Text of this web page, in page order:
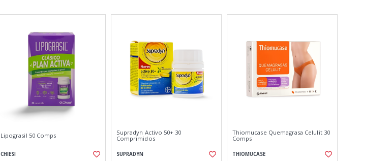
Lipograsil 50 Comps
CHIESI
Supradyn Activo 50+ 30
Comprimidos
SUPRADYN
Thiomucase Quemagrasa Celulit 30
Comps
THIOMUCASE